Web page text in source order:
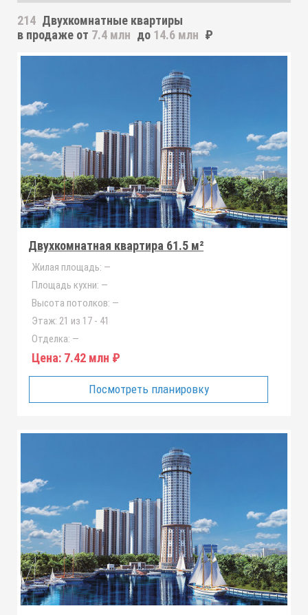
214 Двухкомнатные квартиры
в продаже от 7.4 млн до 14.6 млн ₽
Двухкомнатная квартира 61.5 м²
Жилая площадь: —
Площадь кухни: —
Высота потолков: —
Этаж: 21 из 17 - 41
Отделка: —
Цена: 7.42 млн ₽
Посмотреть планировку